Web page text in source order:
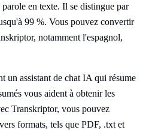
en texte. Il se distingue par
99 %. Vous pouvez convertir
notamment l'espagnol,
un assistant de chat IA qui résume
vous aident à obtenir les
Transkriptor, vous pouvez
formats, tels que PDF, .txt et